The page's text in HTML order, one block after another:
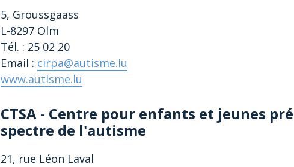
5, Groussgaass
L-8297 Olm
Tél. : 25 02 20
Email : cirpa@autisme.lu
www.autisme.lu
CTSA - Centre pour enfants et jeunes
spectre de l'autisme
21, rue Léon Laval